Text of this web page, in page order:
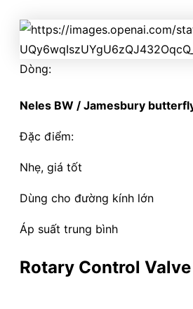
Dòng:
Neles BW / Jamesbury
Đặc điểm:
Nhẹ, giá tốt
Dùng cho đường kính lớn
Áp suất trung bình
Rotary Control